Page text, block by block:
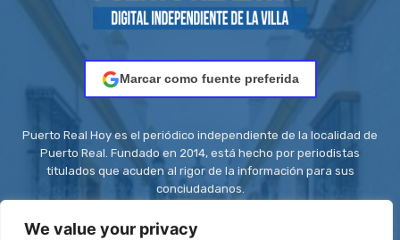
We value your privacy
Marcar como fuente preferida
Puerto Real Hoy es el periódico independiente de la localidad de
Puerto Real. Fundado en 2014, está hecho por periodistas
titulados que acuden al rigor de la información para sus
conciudadanos.
Contacto: redaccion@puertorealhoy.es